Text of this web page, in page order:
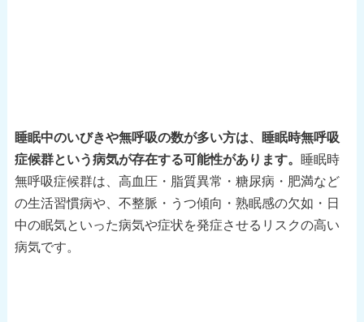
睡眠中のいびきや無呼吸の数が多い方は、睡眠時無呼吸
症候群という病気が存在する可能性があります。
睡眠時
無呼吸症候群は、高血圧・脂質異常・糖尿病・肥満など
の生活習慣病や、不整脈・うつ傾向・熟眠感の欠如・日
中の眠気といった病気や症状を発症させるリスクの高い
病気です。